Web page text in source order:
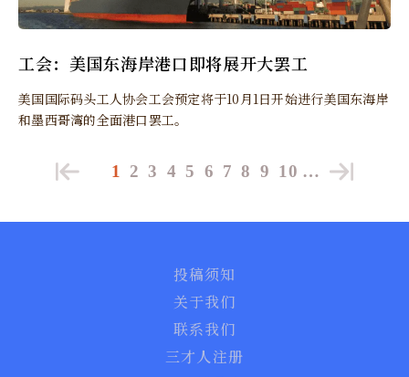
工会：美国东海岸港口即将展开大罢工
美国国际码头工人协会工会预定将于10月1日开始进行美国东海岸
和墨西哥湾的全面港口罢工。
1 2 3 4 5 6 7 8 9 10 …
投稿须知
关于我们
联系我们
三才人注册